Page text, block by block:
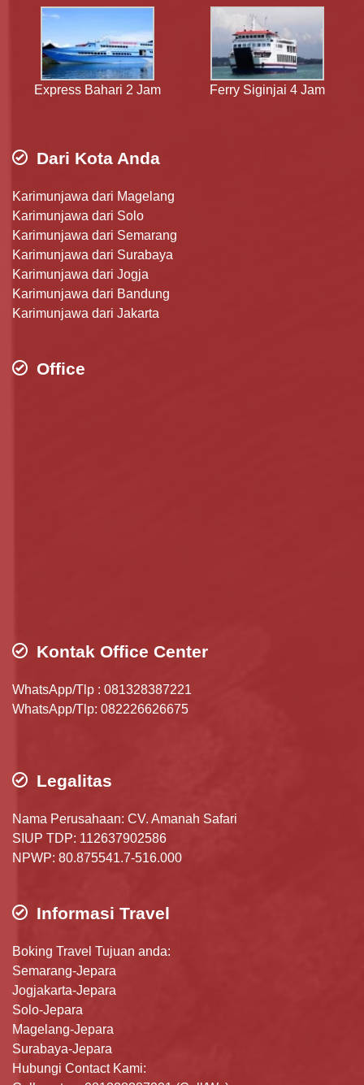
Express Bahari 2 Jam Ferry Siginjai 4 Jam
Dari Kota Anda
Karimunjawa dari Magelang
Karimunjawa dari Solo
Karimunjawa dari Semarang
Karimunjawa dari Surabaya
Karimunjawa dari Jogja
Karimunjawa dari Bandung
Karimunjawa dari Jakarta
Office
Kontak Office Center
WhatsApp/Tlp : 081328387221
WhatsApp/Tlp: 082226626675
Legalitas
Nama Perusahaan: CV. Amanah Safari
SIUP TDP: 112637902586
NPWP: 80.875541.7-516.000
Informasi Travel
Boking Travel Tujuan anda:
Semarang-Jepara
Jogjakarta-Jepara
Solo-Jepara
Magelang-Jepara
Surabaya-Jepara
Hubungi Contact Kami: